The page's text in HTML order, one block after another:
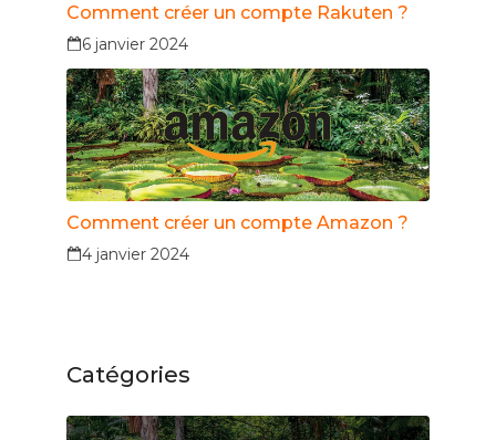
Comment créer un compte Rakuten ?
6 janvier 2024
Comment créer un compte Amazon ?
4 janvier 2024
Catégories